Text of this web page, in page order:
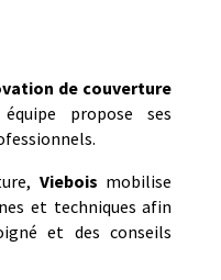
de couverture
propose ses
Viebois mobilise
et techniques afin
et des conseils